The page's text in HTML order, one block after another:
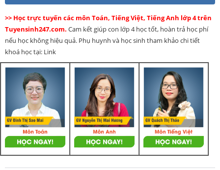
>> Học trực tuyến các môn Toán, Tiếng Việt, Tiếng Anh lớp 4 trên
Tuyensinh247.com. Cam kết giúp con lớp 4 học tốt, hoàn trả học phí
nếu học không hiệu quả. Phụ huynh và học sinh tham khảo chi tiết
khoá học tại: Link